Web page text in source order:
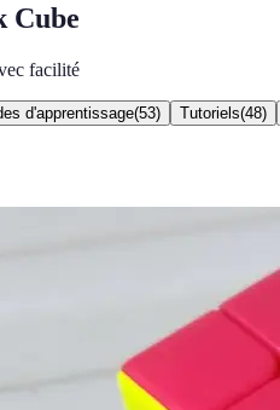
Cube
facilité
d'apprentissage(53) Tutoriels(48)